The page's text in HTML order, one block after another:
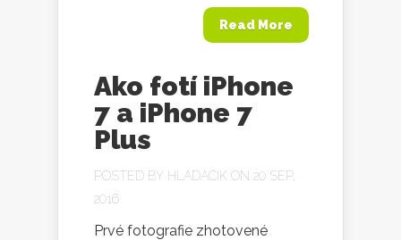
Read More
Ako fotí iPhone
7 a iPhone 7
Plus
POSTED BY HLADACIK ON 20 SEP,
2016
Prvé fotografie zhotovené